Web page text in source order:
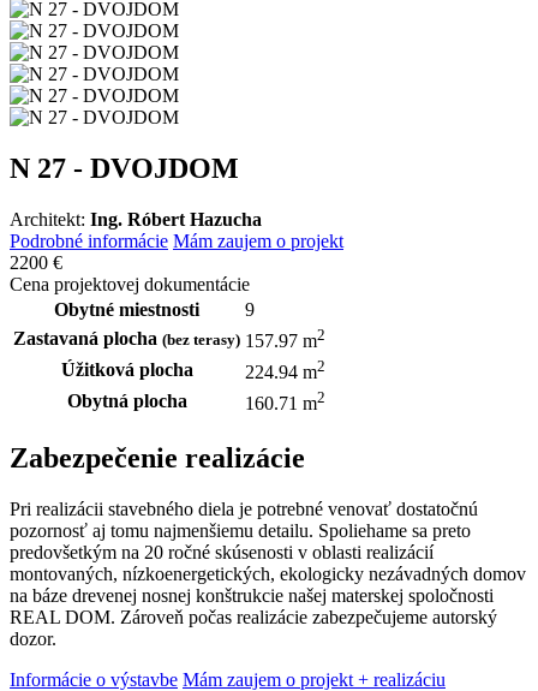
N 27 - DVOJDOM
Architekt: Ing. Róbert Hazucha
Podrobné informácie Mám zaujem o projekt
2200 €
Cena projektovej dokumentácie
Obytné miestnosti
9
Zastavaná plocha (bez terasy) 157.97 m2
Úžitková plocha 224.94 m2
Obytná plocha 160.71 m2
Zabezpečenie realizácie
Pri realizácii stavebného diela je potrebné venovať dostatočnú
pozornosť aj tomu najmenšiemu detailu. Spoliehame sa preto
predovšetkým na 20 ročné skúsenosti v oblasti realizácií
montovaných, nízkoenergetických, ekologicky nezávadných domov
na báze drevenej nosnej konštrukcie našej materskej spoločnosti
REAL DOM. Zároveň počas realizácie zabezpečujeme autorský
dozor.
Informácie o výstavbe Mám zaujem o projekt + realizáciu